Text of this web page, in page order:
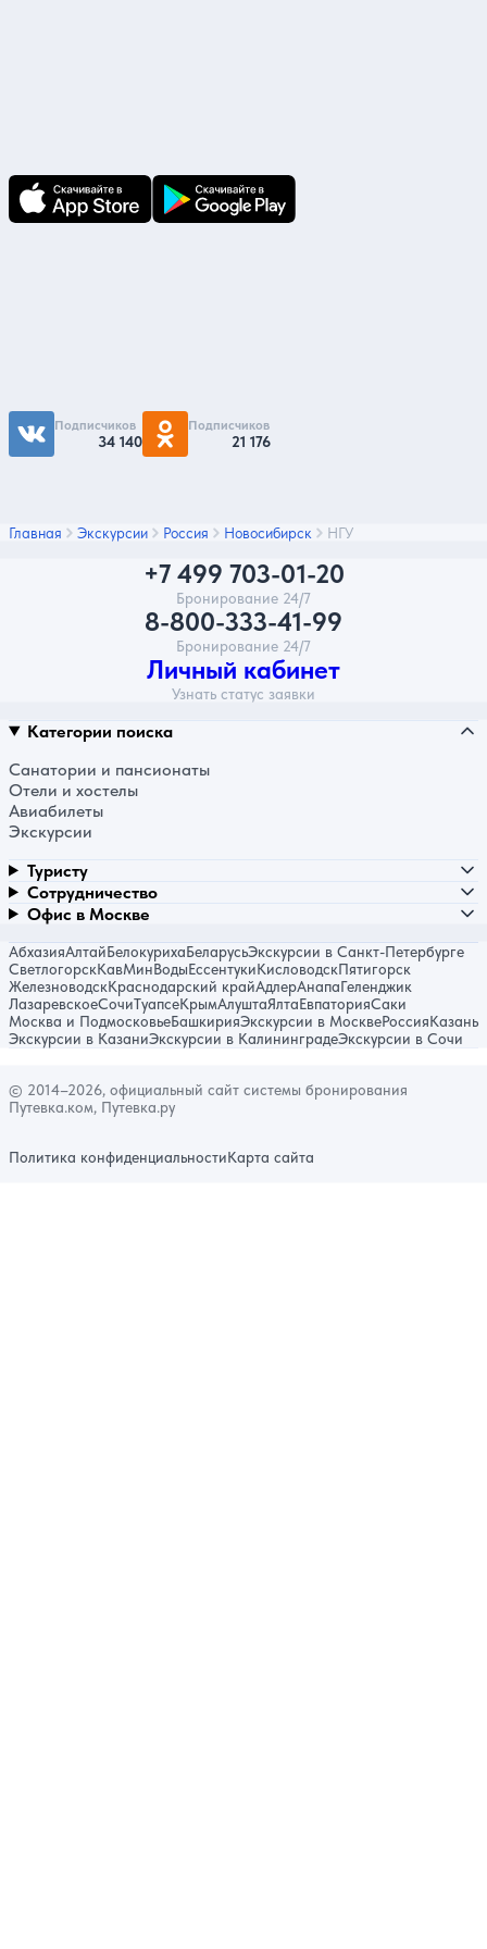
Подписчиков
34 140
Подписчиков
21 176
Главная Экскурсии Россия Новосибирск НГУ
+7 499 703-01-20
Бронирование 24/7
8-800-333-41-99
Бронирование 24/7
Личный кабинет
Узнать статус заявки
Категории поиска
Санатории и пансионаты
Отели и хостелы
Авиабилеты
Экскурсии
Туристу
Сотрудничество
Офис в Москве
АбхазияАлтайБелокурихаБеларусьЭкскурсии в Санкт-Петербурге
СветлогорскКавМинВодыЕссентукиКисловодскПятигорск
ЖелезноводскКраснодарский крайАдлерАнапаГеленджик
ЛазаревскоеСочиТуапсеКрымАлуштаЯлтаЕвпаторияСаки
Москва и ПодмосковьеБашкирияЭкскурсии в МосквеРоссияКазань
Экскурсии в КазаниЭкскурсии в КалининградеЭкскурсии в Сочи
© 2014–2026, официальный сайт системы бронирования
Путевка.ком, Путевка.ру
Политика конфиденциальностиКарта сайта